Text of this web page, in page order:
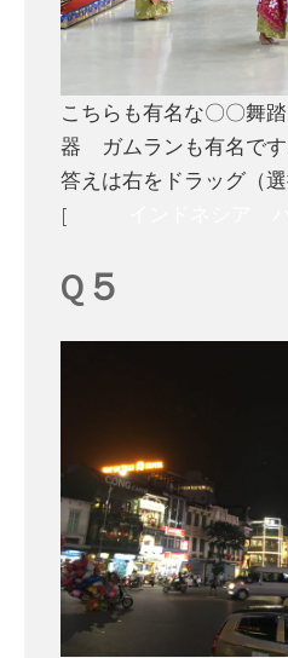
こちらも有名な〇〇舞
器 ガムランも有名です
答えは右をドラッグ（
[
Q５